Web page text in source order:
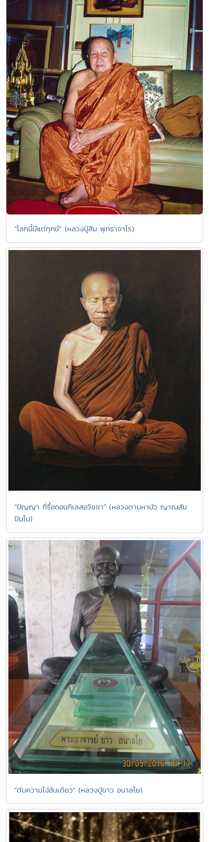
"โลกนี้มีแต่ทุกข์" (หลวงปู่สิม พุทธาจาโร)
"ปัญญา ที่รื้อถอนกิเลสอวิชชา" (หลวงตามหาบัว ญาณสัม
ปันโน)
"ดับความโง่อันเดียว" (หลวงปู่ขาว อนาลโย)